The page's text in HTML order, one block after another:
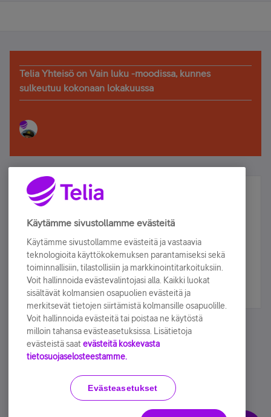
Telia Yhteisö on Vain luku -moodissa, kunnes
sulkeutuu kokonaan lokakuussa
Älä jää paitsi – osallistu ja voita!
Tilaa Telian uutiskirje ja olet mukana arvonnassa.
sähköpostiisi.
Tilaa nyt
Käyttöehdot Accessibility statement
Käytämme sivustollamme evästeitä
Käytämme sivustollamme evästeitä ja vastaavia
teknologioita käyttökokemuksen parantamiseksi sekä
toiminnallisiin, tilastollisiin ja markkinointitarkoituksiin.
Voit hallinnoida evästevalintojasi alla. Kaikki luokat
sisältävät kolmansien osapuolien evästeitä ja
merkitsevät tietojen siirtämistä kolmansille osapuolille.
Voit hallinnoida evästeitä tai poistaa ne käytöstä
milloin tahansa evästeasetuksissa. Lisätietoja
evästeistä saat evästeitä koskevasta
tietosuojaselosteestamme.
Evästeasetukset